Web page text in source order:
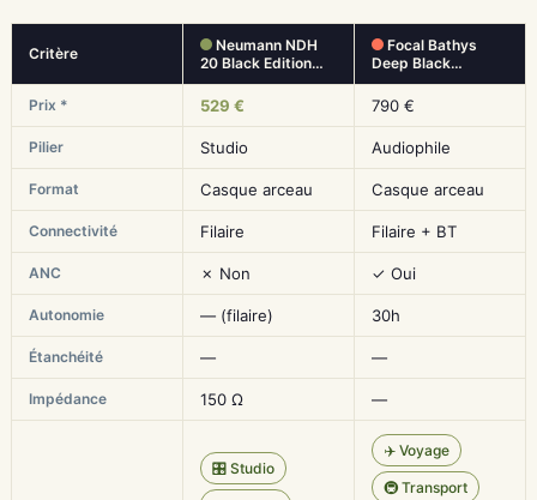
Critère
Neumann NDH
20 Black Edition…
Focal Bathys
Deep Black…
Prix * 529 € 790 €
Pilier Studio Audiophile
Format Casque arceau Casque arceau
Connectivité Filaire Filaire + BT
ANC ✗ Non ✓ Oui
Autonomie — (filaire) 30h
Étanchéité — —
Impédance 150 Ω —
🎛️ Studio
✈️ Voyage
🚇 Transport